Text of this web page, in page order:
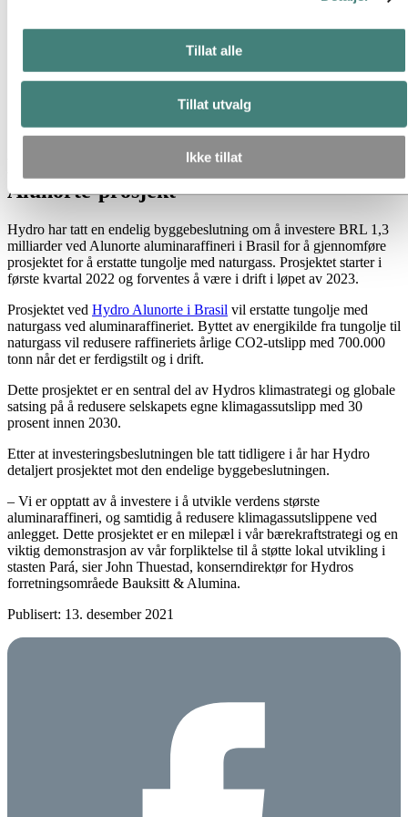
Tillat alle
Tillat utvalg
Ikke tillat
Kort om Hydro
Hydro tar endelig byggebeslutning for Alunorte-prosjekt
Hydro tar endelig byggebeslutning for
Alunorte-prosjekt
Hydro har tatt en endelig byggebeslutning om å investere BRL 1,3
milliarder ved Alunorte aluminaraffineri i Brasil for å gjennomføre
prosjektet for å erstatte tungolje med naturgass. Prosjektet starter i
første kvartal 2022 og forventes å være i drift i løpet av 2023.
Prosjektet ved Hydro Alunorte i Brasil vil erstatte tungolje med
naturgass ved aluminaraffineriet. Byttet av energikilde fra tungolje til
naturgass vil redusere raffineriets årlige CO2-utslipp med 700.000
tonn når det er ferdigstilt og i drift.
Dette prosjektet er en sentral del av Hydros klimastrategi og globale
satsing på å redusere selskapets egne klimagassutslipp med 30
prosent innen 2030.
Etter at investeringsbeslutningen ble tatt tidligere i år har Hydro
detaljert prosjektet mot den endelige byggebeslutningen.
– Vi er opptatt av å investere i å utvikle verdens største
aluminaraffineri, og samtidig å redusere klimagassutslippene ved
anlegget. Dette prosjektet er en milepæl i vår bærekraftstrategi og en
viktig demonstrasjon av vår forpliktelse til å støtte lokal utvikling i
stasten Pará, sier John Thuestad, konserndirektør for Hydros
forretningsområede Bauksitt & Alumina.
Publisert: 13. desember 2021